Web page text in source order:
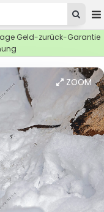
Geld-zurück-Garantie
ZOOM